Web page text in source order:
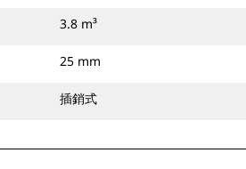
3.8 m³
25 mm
插銷式